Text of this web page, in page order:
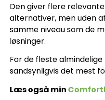
Den giver flere
alternativer, men uden
samme niveau som de
løsninger.
For de fleste
sandsynligvis det mest
Læs også min